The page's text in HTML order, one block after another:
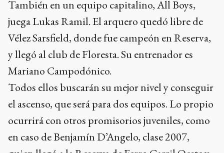
También en un equipo capitalino, All Boys,
juega Lukas Ramil. El arquero quedó libre de
Vélez Sarsfield, donde fue campeón en Reserva,
y llegó al club de Floresta. Su entrenador es
Mariano Campodónico.
Todos ellos buscarán su mejor nivel y conseguir
el ascenso, que será para dos equipos. Lo propio
ocurrirá con otros promisorios juveniles, como
en caso de Benjamín D’Angelo, clase 2007,